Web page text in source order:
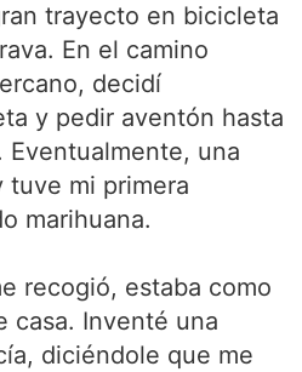
trayecto en bicicleta
En el camino
decidí
y pedir aventón hasta
una
tuve mi primera
marihuana.
recogió, estaba como
casa. Inventé una
diciéndole que me